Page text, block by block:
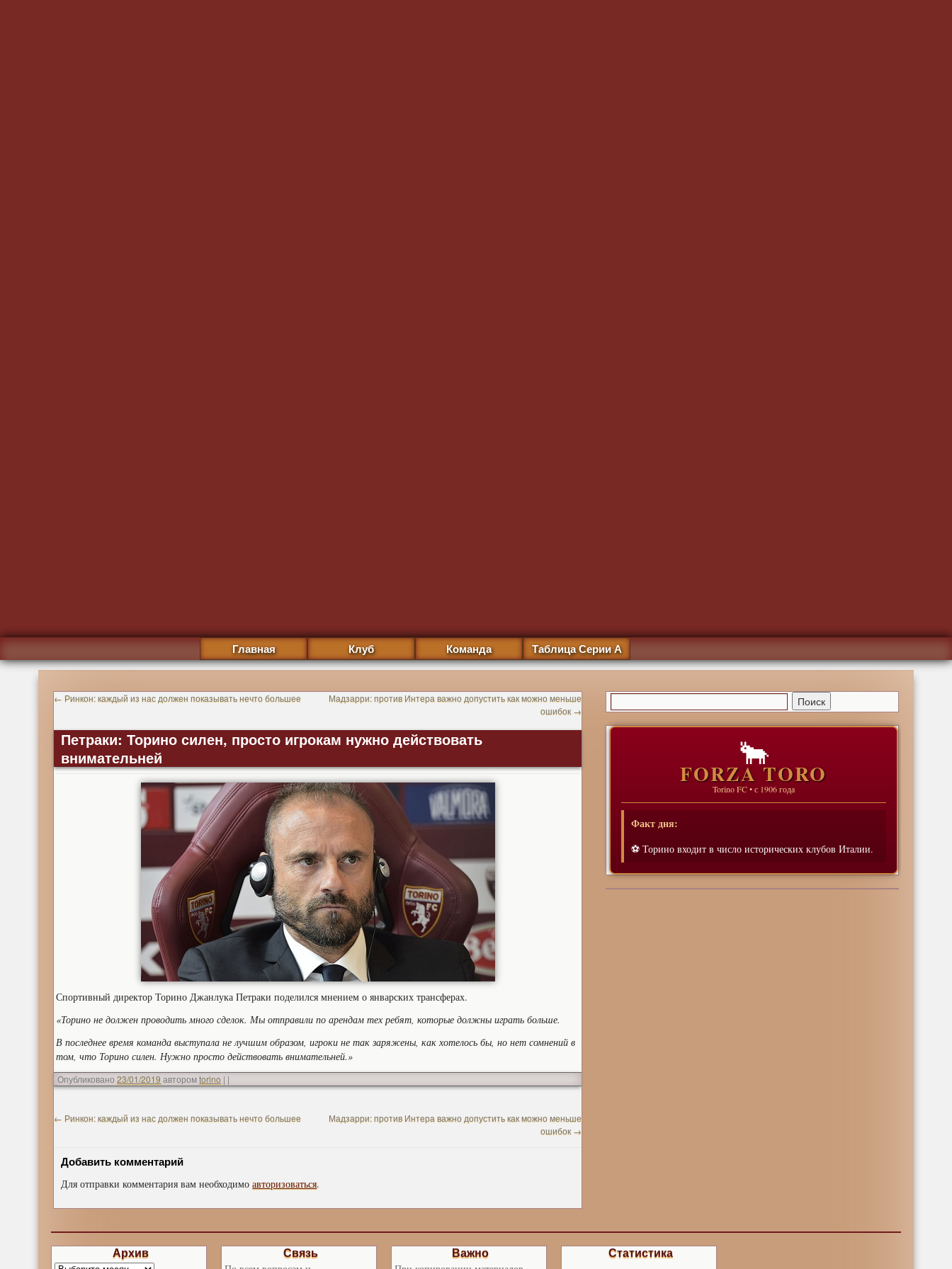
Главная Клуб Команда Таблица Серии А
← Ринкон: каждый из нас должен показывать нечто большее
Мадзарри: против Интера важно допустить как можно меньше
ошибок →
Петраки: Торино силен, просто игрокам нужно действовать
внимательней
Спортивный директор Торино Джанлука Петраки поделился мнением о январских трансферах.
«Торино не должен проводить много сделок. Мы отправили по арендам тех ребят, которые должны играть больше.
В последнее время команда выступала не лучшим образом, игроки не так заряжены, как хотелось бы, но нет сомнений в
том, что Торино силен. Нужно просто действовать внимательней.»
Опубликовано 23/01/2019 авторомtorino | |
← Ринкон: каждый из нас должен показывать нечто большее
Мадзарри: против Интера важно допустить как можно меньше
ошибок →
Добавить комментарий
Для отправки комментария вам необходимоавторизоваться.
🐂
FORZA TORO
Torino FC • с 1906 года
Факт дня:
⚽ Торино входит в число исторических клубов Италии.
Архив Связь Важно Статистика